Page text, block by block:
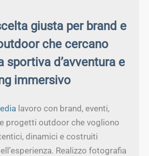
giusta per brand e
che cercano
sportiva d’avventura e
immersivo
lavoro con brand, eventi,
progetti outdoor che vogliono
dinamici e costruiti
Realizzo fotografia